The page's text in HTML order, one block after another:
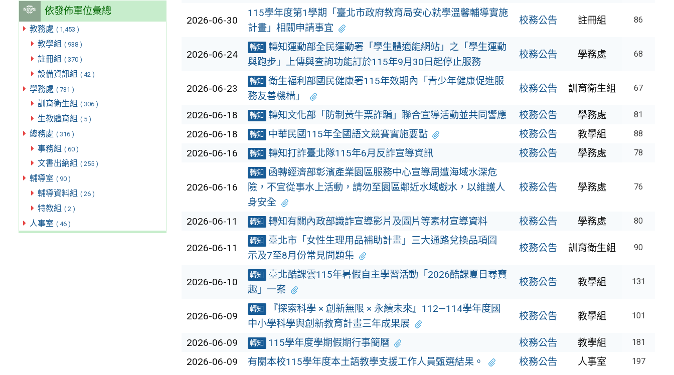
依發佈單位彙總
教務處 ( 1,453 )
教學組 ( 938 )
註冊組 ( 370 )
設備資訊組 ( 42 )
學務處 ( 731 )
訓育衛生組 ( 306 )
生教體育組 ( 5 )
總務處 ( 316 )
事務組 ( 60 )
文書出納組 ( 255 )
輔導室 ( 90 )
輔導資料組 ( 26 )
特教組 ( 2 )
人事室 ( 46 )
2026-06-30
115學年度第1學期「臺北市政府教育局安心就學溫馨輔導實施
計畫」相關申請事宜
校務公告 註冊組 86
2026-06-24
轉知
轉知運動部全民運動署「學生體適能網站」之「學生運動
與跑步」上傳與查詢功能訂於115年9月30日起停止服務
校務公告 學務處 68
2026-06-23
轉知
衛生福利部國民健康署115年效期內「青少年健康促進服
務友善機構」
校務公告 訓育衛生組 67
2026-06-18 轉知 轉知文化部「防制黃牛票詐騙」聯合宣導活動並共同響應 校務公告 學務處 81
2026-06-18 轉知 中華民國115年全國語文競賽實施要點 校務公告 教學組 88
2026-06-16 轉知 轉知打詐臺北隊115年6月反詐宣導資訊 校務公告 學務處 78
2026-06-16
轉知
函轉經濟部彰濱產業園區服務中心宣導周遭海域水深危
險，不宜從事水上活動，請勿至園區鄰近水域戲水，以維護人
身安全
校務公告 學務處 76
2026-06-11 轉知 轉知有關內政部識詐宣導影片及圖片等素材宣導資料 校務公告 學務處 80
2026-06-11
轉知
臺北市「女性生理用品補助計畫」三大通路兌換品項圖
示及7至8月份常見問題集
校務公告 訓育衛生組 90
2026-06-10
轉知
臺北酷課雲115年暑假自主學習活動「2026酷課夏日尋寶
趣」一案
校務公告 教學組 131
2026-06-09
轉知
『探索科學 × 創新無限 × 永續未來』112—114學年度國
中小學科學與創新教育計畫三年成果展
校務公告 教學組 101
2026-06-09 轉知 115學年度學期假期行事簡曆 校務公告 教學組 181
2026-06-09 有關本校115學年度本土語教學支援工作人員甄選結果。 校務公告 人事室 197